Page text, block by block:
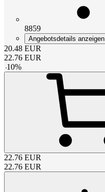
8859
Angebotsdetails anzeigen
20.48 EUR
22.76 EUR
-10%
22.76 EUR
22.76 EUR